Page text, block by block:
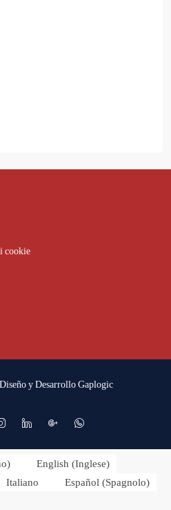
cookie
y DesarrolloGaplogic
) English (Inglese)
Italiano Español (Spagnolo)